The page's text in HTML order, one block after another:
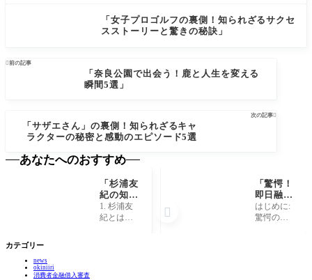
「女子プロゴルフの裏側！知られざるサクセ
スストーリーと驚きの秘訣」
前の記事
「奈良公園で出会う！鹿と人生を変える
瞬間5選」
次の記事
「サザエさん」の裏側！知られざるキャ
ラクターの秘密と感動のエピソード5選
カテゴリー
news
okiniiri
消費者金融借入審査
あなたへのおすすめ
「杉浦友
紀の知ら
れざる秘
密とは？
1. 杉浦友
紀とは誰
「驚愕！
即日融資
がわずか
数分で完
はじめに:
驚愕の即
